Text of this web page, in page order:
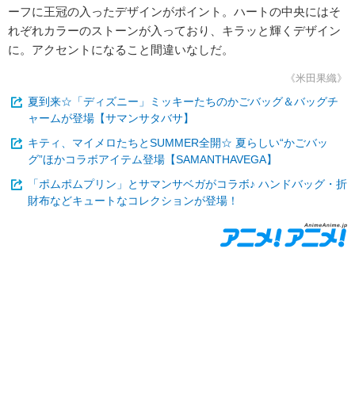
ーフに王冠の入ったデザインがポイント。ハートの中央にはそ
れぞれカラーのストーンが入っており、キラッと輝くデザイン
に。アクセントになること間違いなしだ。
《米田果織》
夏到来☆「ディズニー」ミッキーたちのかごバッグ＆バッグチ
ャームが登場【サマンサタバサ】
キティ、マイメロたちとSUMMER全開☆ 夏らしい“かごバッ
グ”ほかコラボアイテム登場【SAMANTHAVEGA】
「ポムポムプリン」とサマンサベガがコラボ♪ ハンドバッグ・折
財布などキュートなコレクションが登場！